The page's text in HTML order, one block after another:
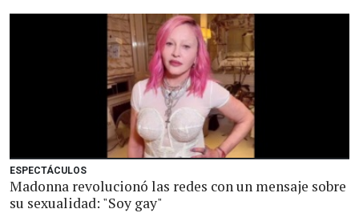
ESPECTÁCULOS
Madonna revolucionó las redes con un mensaje sobre
su sexualidad: "Soy gay"